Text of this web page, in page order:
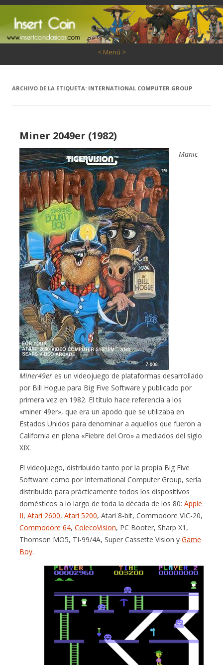
< Menú >
ARCHIVO DE LA ETIQUETA: INTERNATIONAL COMPUTER GROUP
Miner 2049er (1982)
Manic
Miner49er es un videojuego de plataformas desarrollado
por Bill Hogue para Big Five Software y publicado por
primera vez en 1982. El título hace referencia a los
«miner 49er», que era un apodo que se utilizaba en
Estados Unidos para denominar a aquellos que fueron a
California en plena «Fiebre del Oro» a mediados del siglo
XIX.
El videojuego, distribuido tanto por la propia Big Five
Software como por International Computer Group, sería
distribuido para prácticamente todos los dispositivos
domésticos a lo largo de toda la década de los 80:Apple
II,Atari 2600,Atari 5200, Atari 8-bit, Commodore VIC-20,
Commodore 64,ColecoVision, PC Booter, Sharp X1,
Thomson MO5, TI-99/4A, Super Cassette Vision yGame
Boy.